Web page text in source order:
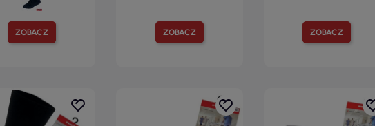
ZOBACZ ZOBACZ ZOBACZ